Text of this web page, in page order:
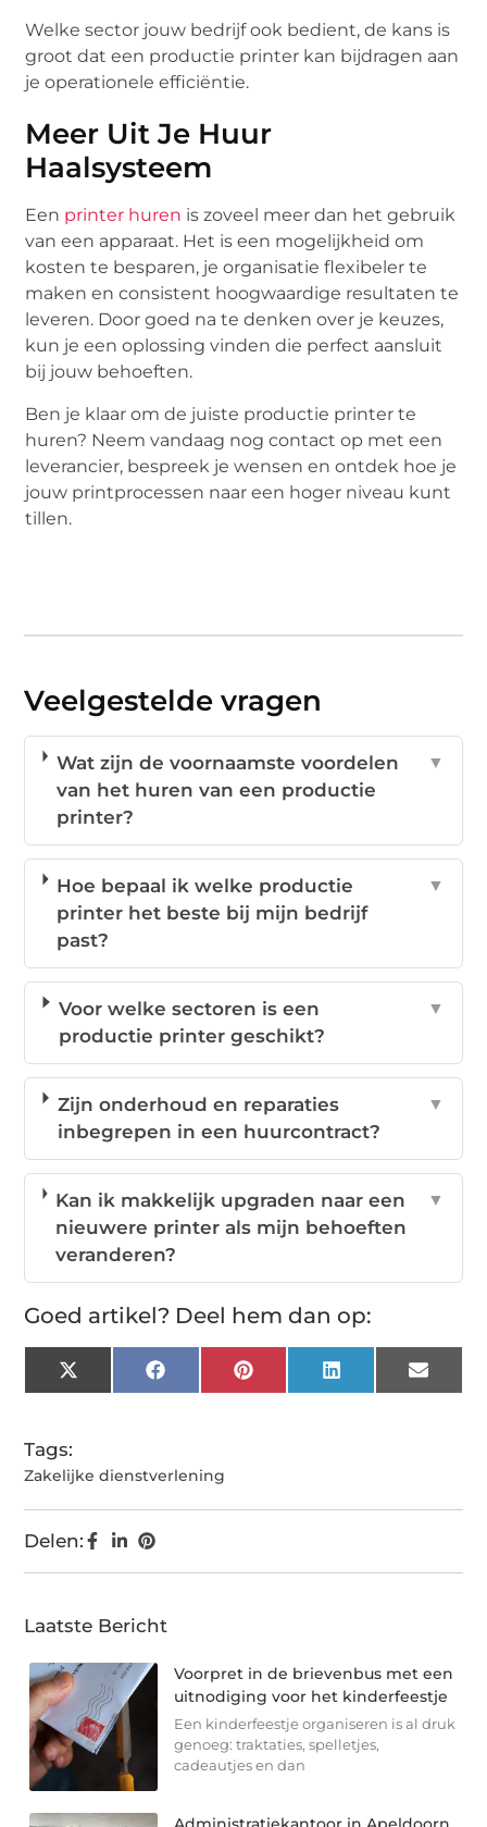
Welke sector jouw bedrijf ook bedient, de kans is
groot dat een productie printer kan bijdragen aan
je operationele efficiëntie.
Meer Uit Je Huur
Haalsysteem
Een printer huren is zoveel meer dan het gebruik
van een apparaat. Het is een mogelijkheid om
kosten te besparen, je organisatie flexibeler te
maken en consistent hoogwaardige resultaten te
leveren. Door goed na te denken over je keuzes,
kun je een oplossing vinden die perfect aansluit
bij jouw behoeften.
Ben je klaar om de juiste productie printer te
huren? Neem vandaag nog contact op met een
leverancier, bespreek je wensen en ontdek hoe je
jouw printprocessen naar een hoger niveau kunt
tillen.
Veelgestelde vragen
Wat zijn de voornaamste voordelen
van het huren van een productie
printer?
▼
Hoe bepaal ik welke productie
printer het beste bij mijn bedrijf
past?
▼
Voor welke sectoren is een
productie printer geschikt?
▼
Zijn onderhoud en reparaties
inbegrepen in een huurcontract?
▼
Kan ik makkelijk upgraden naar een
nieuwere printer als mijn behoeften
veranderen?
▼
Goed artikel? Deel hem dan op:
X
(Twitter)
FacebookPinterest LinkedIn Email
Tags:
Zakelijke dienstverlening
Delen:
Laatste Bericht
Voorpret in de brievenbus met een
uitnodiging voor het kinderfeestje
Een kinderfeestje organiseren is al druk
genoeg: traktaties, spelletjes,
cadeautjes en dan